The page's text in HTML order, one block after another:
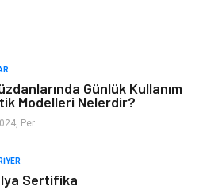
Moda Günlük Kullanım
Modelleri Nelerdir?
Per
Sertifika